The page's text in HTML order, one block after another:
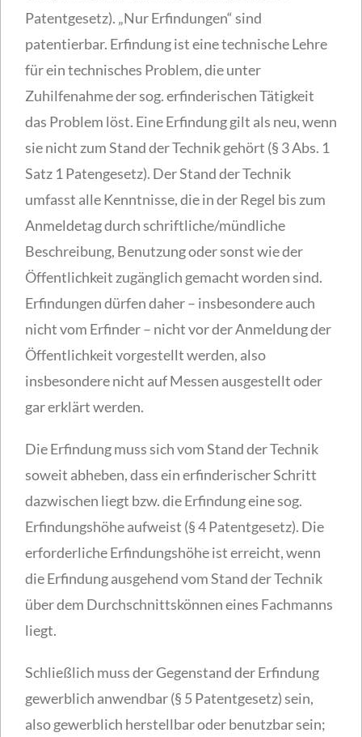
Patentgesetz). „Nur Erfindungen“ sind
patentierbar. Erfindung ist eine technische Lehre
für ein technisches Problem, die unter
Zuhilfenahme der sog. erfinderischen Tätigkeit
das Problem löst. Eine Erfindung gilt als neu, wenn
sie nicht zum Stand der Technik gehört (§ 3 Abs. 1
Satz 1 Patengesetz). Der Stand der Technik
umfasst alle Kenntnisse, die in der Regel bis zum
Anmeldetag durch schriftliche/mündliche
Beschreibung, Benutzung oder sonst wie der
Öffentlichkeit zugänglich gemacht worden sind.
Erfindungen dürfen daher – insbesondere auch
nicht vom Erfinder – nicht vor der Anmeldung der
Öffentlichkeit vorgestellt werden, also
insbesondere nicht auf Messen ausgestellt oder
gar erklärt werden.
Die Erfindung muss sich vom Stand der Technik
soweit abheben, dass ein erfinderischer Schritt
dazwischen liegt bzw. die Erfindung eine sog.
Erfindungshöhe aufweist (§ 4 Patentgesetz). Die
erforderliche Erfindungshöhe ist erreicht, wenn
die Erfindung ausgehend vom Stand der Technik
über dem Durchschnittskönnen eines Fachmanns
liegt.
Schließlich muss der Gegenstand der Erfindung
gewerblich anwendbar (§ 5 Patentgesetz) sein,
also gewerblich herstellbar oder benutzbar sein;